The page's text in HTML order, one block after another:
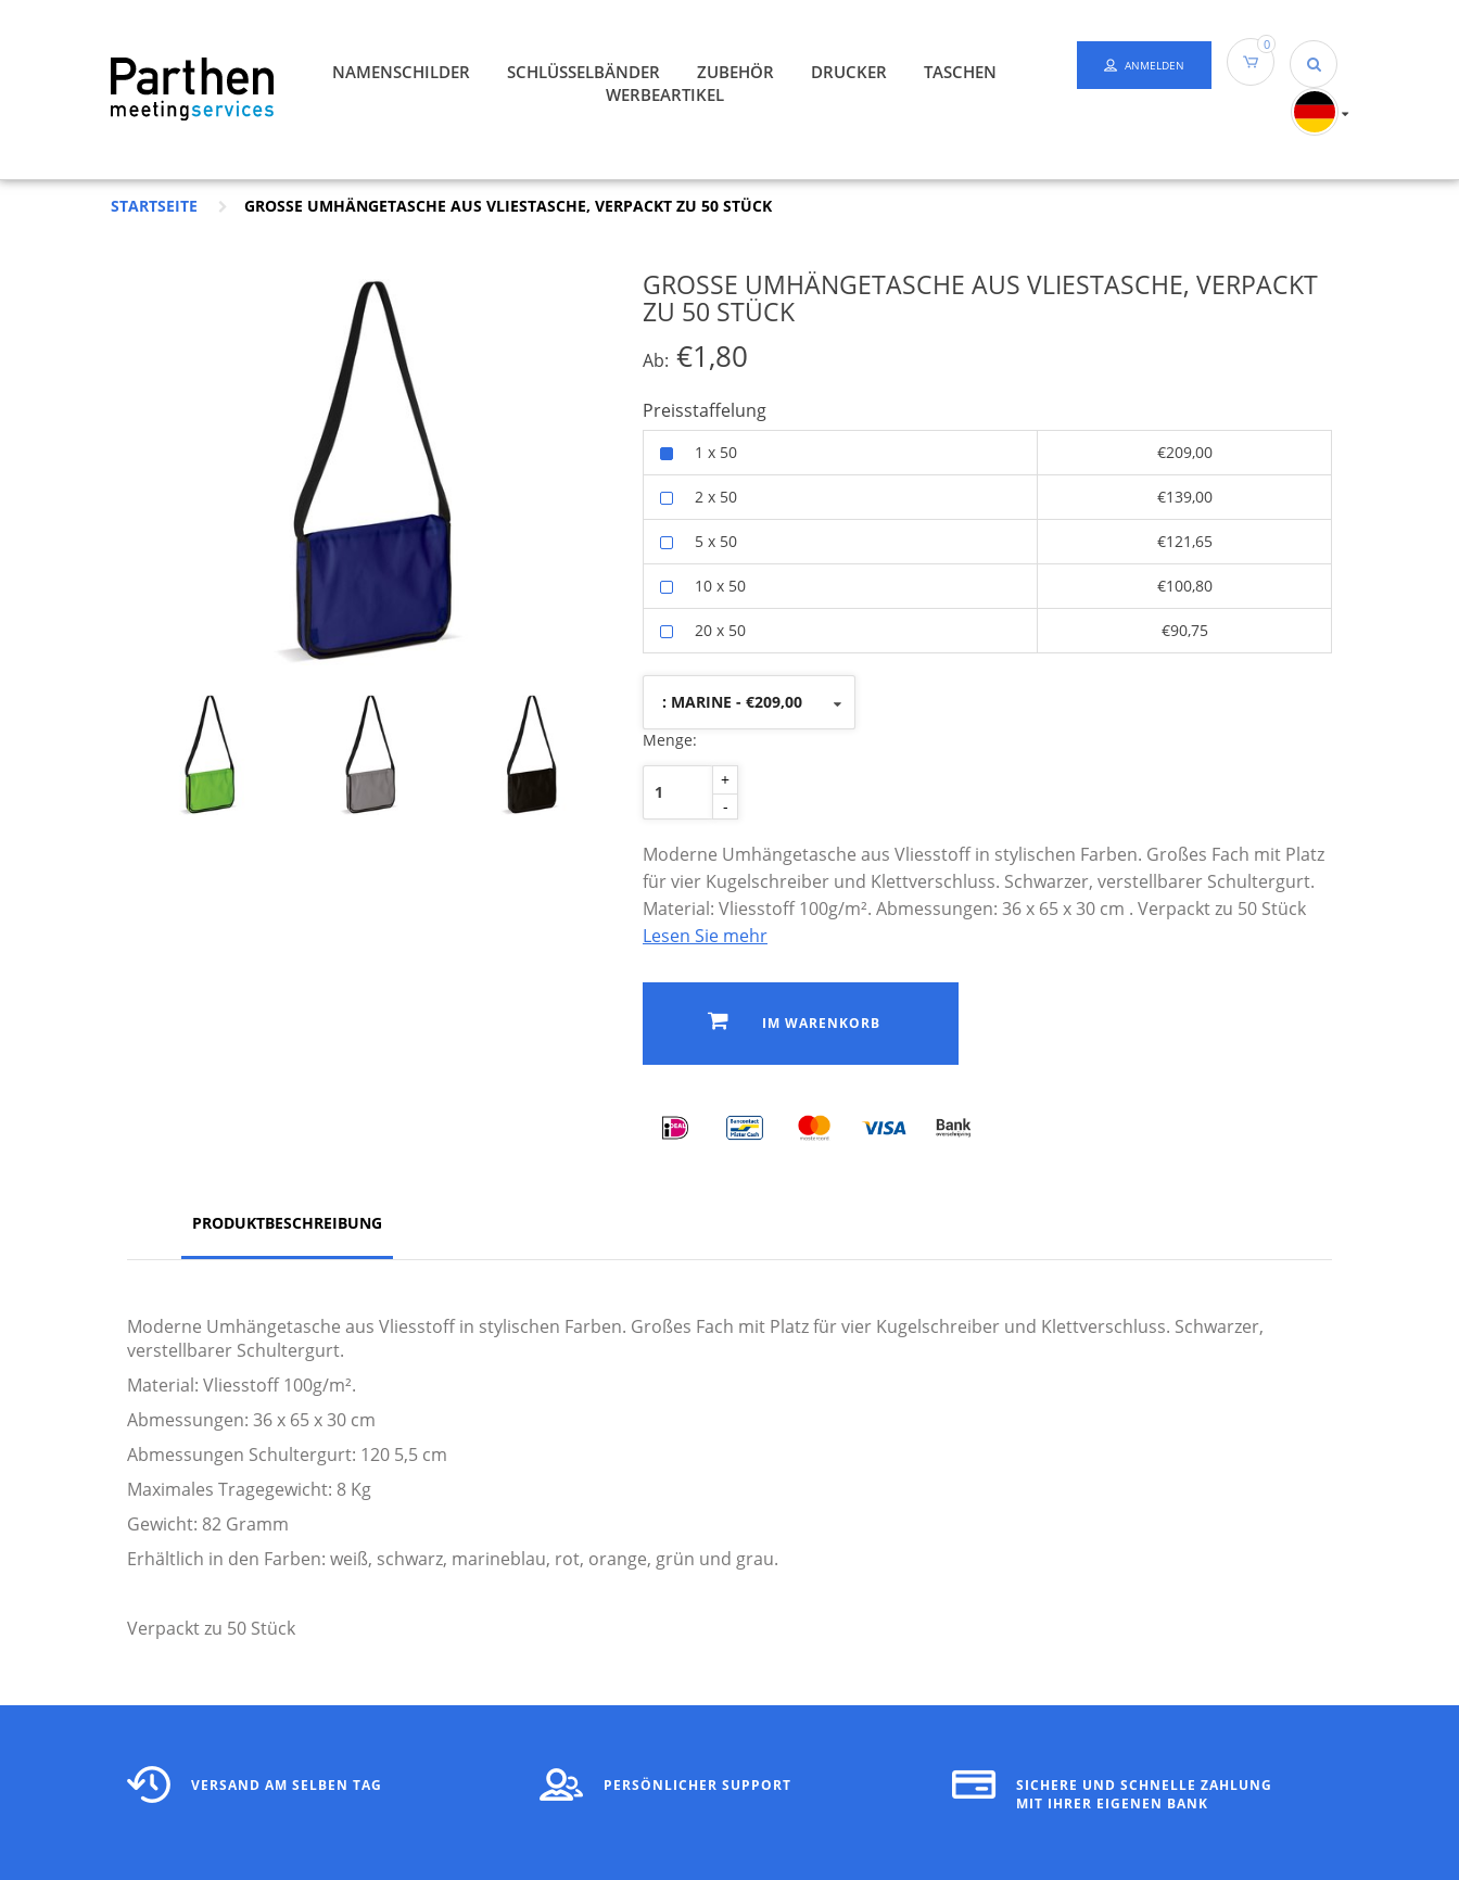
NAMENSCHILDER SCHLÜSSELBÄNDER ZUBEHÖR DRUCKER
TASCHEN
WERBEARTIKEL
ANMELDEN
0
STARTSEITE GROSSE UMHÄNGETASCHE AUS VLIESTASCHE, VERPACKT ZU 50 STÜCK
GROSSE UMHÄNGETASCHE AUS VLIESTASCHE, VERPACKT Z
U 50 STÜCK
Ab: €1,80
Preisstaffelung
1 x 50 €209,00
2 x 50 €139,00
5 x 50 €121,65
10 x 50 €100,80
20 x 50 €90,75
: MARINE - €209,00
Menge:
+
-
Moderne Umhängetasche aus Vliesstoff in stylischen Farben. Großes Fach mit Platz
für vier Kugelschreiber und Klettverschluss. Schwarzer, verstellbarer Schultergurt.
Material: Vliesstoff 100g/m². Abmessungen: 36 x 65 x 30 cm . Verpackt zu 50 Stück
Lesen Sie mehr
IM WARENKORB
PRODUKTBESCHREIBUNG
Moderne Umhängetasche aus Vliesstoff in stylischen Farben. Großes Fach mit Platz für vier Kugelschreiber und Klettverschluss. Schwarzer,
verstellbarer Schultergurt.
Material: Vliesstoff 100g/m².
Abmessungen: 36 x 65 x 30 cm
Abmessungen Schultergurt: 120 5,5 cm
Maximales Tragegewicht: 8 Kg
Gewicht: 82 Gramm
Erhältlich in den Farben: weiß, schwarz, marineblau, rot, orange, grün und grau.
Verpackt zu 50 Stück
VERSAND AM SELBEN TAG PERSÖNLICHER SUPPORT
SICHERE UND SCHNELLE ZAHLUNG
MIT IHRER EIGENEN BANK